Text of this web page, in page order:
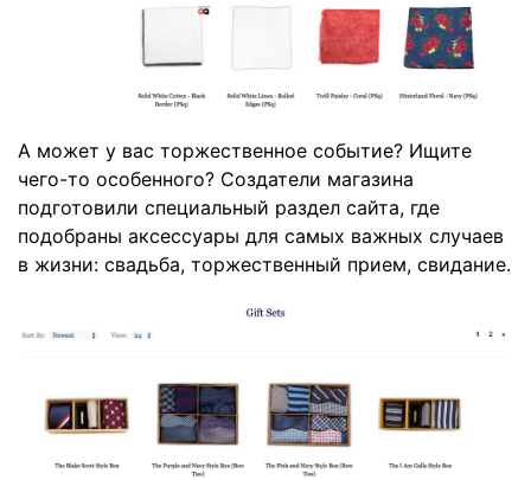
А может у вас торжественное событие? Ищите
чего-то особенного? Создатели магазина
подготовили специальный раздел сайта, где
подобраны аксессуары для самых важных случаев
в жизни: свадьба, торжественный прием, свидание.